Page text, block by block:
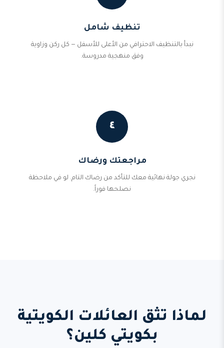
تنظيف شامل
نبدأ بالتنظيف الاحترافي من الأعلى للأسفل — كل ركن وزاوية
وفق منهجية مدروسة.
٤
مراجعتك ورضاك
نجري جولة نهائية معك للتأكد من رضاك التام. لو في ملاحظة
نصلحها فوراً.
لماذا تثق العائلات الكويتية
بكويتي كلين؟